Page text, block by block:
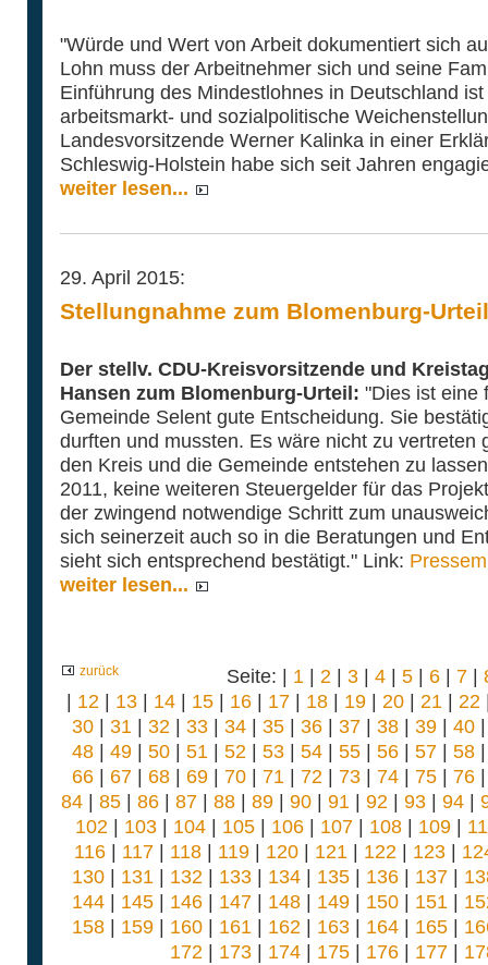
"Würde und Wert von Arbeit dokumentiert sich
Lohn muss der Arbeitnehmer sich und seine
Einführung des Mindestlohnes in Deutschland
arbeitsmarkt- und sozialpolitische
Landesvorsitzende Werner Kalinka in einer
Schleswig-Holstein habe sich seit Jahren
weiter lesen...
29. April 2015:
Stellungnahme zum Blomenburg-Urteil
Der stellv. CDU-Kreisvorsitzende und
Hansen zum Blomenburg-Urteil: "Dies ist eine
Gemeinde Selent gute Entscheidung. Sie
durften und mussten. Es wäre nicht zu vertreten
den Kreis und die Gemeinde entstehen zu
2011, keine weiteren Steuergelder für das
der zwingend notwendige Schritt zum
sich seinerzeit auch so in die Beratungen und
sieht sich entsprechend bestätigt." Link:
weiter lesen...
zurück Seite: | 1 | 2 | 3 | 4 | 5 | 6 | 7 |
| 12 | 13| 14| 15| 16| 17| 18| 19| 20| 21 | 22
30| 31 | 32 | 33| 34| 35| 36| 37| 38| 39| 40
48| 49| 50| 51 | 52 | 53| 54| 55| 56| 57| 58
66| 67| 68| 69| 70| 71 | 72 | 73| 74| 75| 76
84| 85| 86| 87| 88| 89| 90| 91 | 92 | 93| 94|
102 | 103 | 104 | 105 | 106 | 107 | 108 | 109 |
116| 117| 118| 119| 120| 121 | 122 | 123|
130| 131 | 132 | 133| 134| 135| 136| 137|
144| 145| 146| 147| 148| 149| 150| 151 |
158| 159| 160| 161 | 162 | 163| 164| 165|
172 | 173| 174| 175| 176| 177|